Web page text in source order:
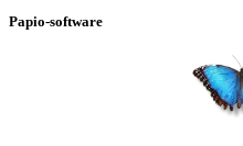
Papio-software